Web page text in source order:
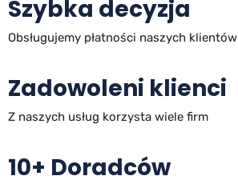
Szybka decyzja
Obsługujemy płatności naszych klientów
Zadowoleni klienci
Z naszych usług korzysta wiele firm
10+ Doradców